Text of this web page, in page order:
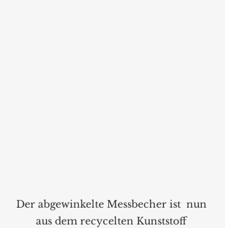
Der abgewinkelte Messbecher ist  nun
aus dem recycelten Kunststoff